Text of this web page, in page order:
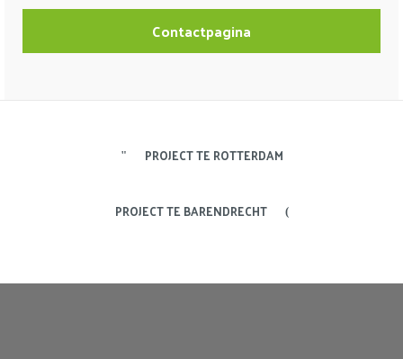
Contactpagina
PROJECT TE ROTTERDAM
PROJECT TE BARENDRECHT